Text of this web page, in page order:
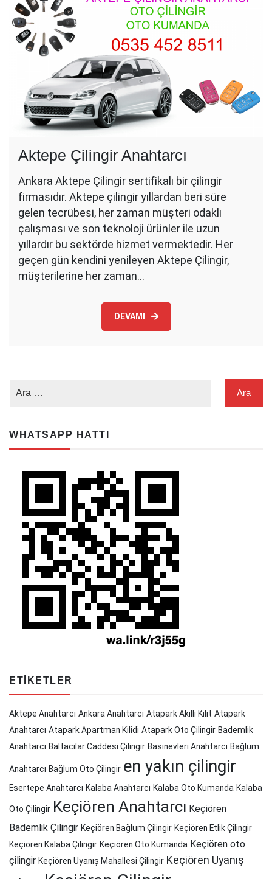
Aktepe Çilingir Anahtarcı
Ankara Aktepe Çilingir sertifikalı bir çilingir
firmasıdır. Aktepe çilingir yıllardan beri süre
gelen tecrübesi, her zaman müşteri odaklı
çalışması ve son teknoloji ürünler ile uzun
yıllardır bu sektörde hizmet vermektedir. Her
geçen gün kendini yenileyen Aktepe Çilingir,
müşterilerine her zaman…
DEVAMI
WHATSAPP HATTI
ETIKETLER
Aktepe Anahtarcı Ankara Anahtarcı Atapark Akıllı Kilit Atapark
Anahtarcı Atapark Apartman Kilidi Atapark Oto Çilingir Bademlik
Anahtarcı Baltacılar Caddesi Çilingir Basınevleri Anahtarcı Bağlum
Anahtarcı Bağlum Oto Çilingir en yakın çilingir
Esertepe Anahtarcı Kalaba Anahtarcı Kalaba Oto Kumanda Kalaba
Oto Çilingir Keçiören Anahtarcı Keçiören
Bademlik Çilingir Keçiören Bağlum Çilingir Keçiören Etlik Çilingir
Keçiören Kalaba Çilingir Keçiören Oto Kumanda Keçiören oto
çilingir Keçiören Uyanış Mahallesi Çilingir Keçiören Uyanış